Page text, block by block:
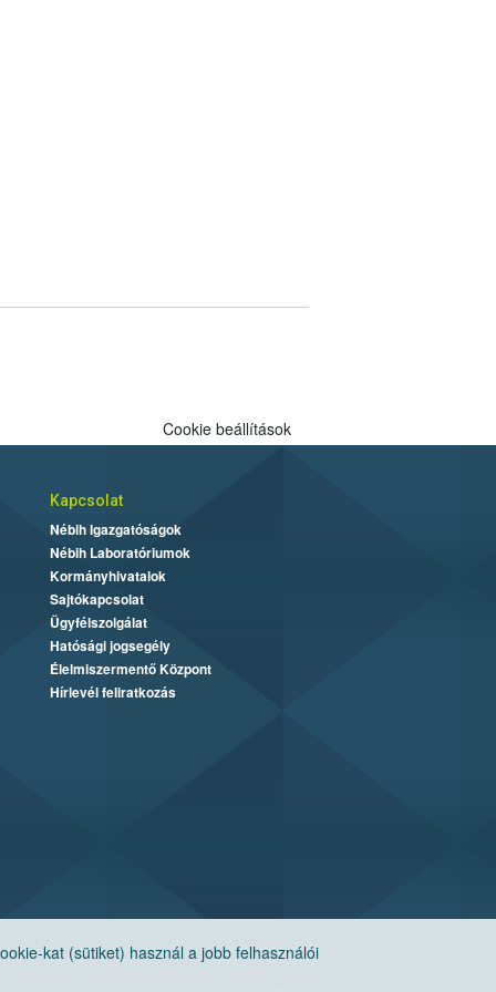
kat (sütiket) használ a jobb felhasználói
Cookie beállítások
Kapcsolat
Nébih Igazgatóságok
Nébih Laboratóriumok
Kormányhivatalok
Sajtókapcsolat
Ügyfélszolgálat
Hatósági jogsegély
Élelmiszermentő Központ
Hírlevél feliratkozás